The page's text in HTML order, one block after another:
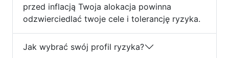
przed inflacją Twoja alokacja powinna
odzwierciedlać twoje cele i tolerancję ryzyka.
Jak wybrać swój profil ryzyka?